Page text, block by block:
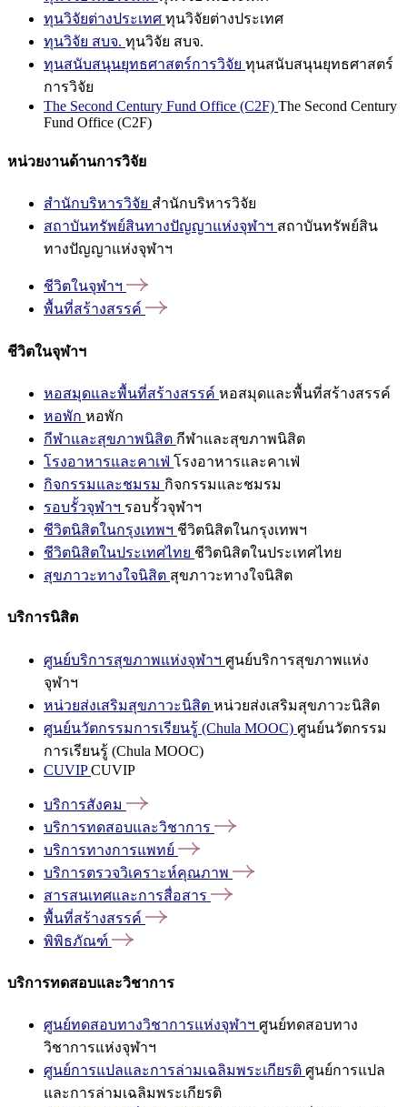
ทุนวิจัยต่างประเทศ ทุนวิจัยต่างประเทศ
ทุนวิจัย สบจ. ทุนวิจัย สบจ.
ทุนสนับสนุนยุทธศาสตร์การวิจัย ทุนสนับสนุนยุทธศาสตร์
การวิจัย
The Second Century Fund Office (C2F) The Second Century
Fund Office (C2F)
หน่วยงานด้านการวิจัย
สำนักบริหารวิจัย สำนักบริหารวิจัย
สถาบันทรัพย์สินทางปัญญาแห่งจุฬาฯ สถาบันทรัพย์สิน
ทางปัญญาแห่งจุฬาฯ
ชีวิตในจุฬาฯ
พื้นที่สร้างสรรค์
ชีวิตในจุฬาฯ
หอสมุดและพื้นที่สร้างสรรค์ หอสมุดและพื้นที่สร้างสรรค์
หอพัก หอพัก
กีฬาและสุขภาพนิสิต กีฬาและสุขภาพนิสิต
โรงอาหารและคาเฟ่ โรงอาหารและคาเฟ่
กิจกรรมและชมรม กิจกรรมและชมรม
รอบรั้วจุฬาฯ รอบรั้วจุฬาฯ
ชีวิตนิสิตในกรุงเทพฯ ชีวิตนิสิตในกรุงเทพฯ
ชีวิตนิสิตในประเทศไทย ชีวิตนิสิตในประเทศไทย
สุขภาวะทางใจนิสิต สุขภาวะทางใจนิสิต
บริการนิสิต
ศูนย์บริการสุขภาพแห่งจุฬาฯ ศูนย์บริการสุขภาพแห่ง
จุฬาฯ
หน่วยส่งเสริมสุขภาวะนิสิต หน่วยส่งเสริมสุขภาวะนิสิต
ศูนย์นวัตกรรมการเรียนรู้ (Chula MOOC) ศูนย์นวัตกรรม
การเรียนรู้ (Chula MOOC)
CUVIPCUVIP
บริการสังคม
บริการทดสอบและวิชาการ
บริการทางการแพทย์
บริการตรวจวิเคราะห์คุณภาพ
สารสนเทศและการสื่อสาร
พื้นที่สร้างสรรค์
พิพิธภัณฑ์
บริการทดสอบและวิชาการ
ศูนย์ทดสอบทางวิชาการแห่งจุฬาฯ ศูนย์ทดสอบทาง
วิชาการแห่งจุฬาฯ
ศูนย์การแปลและการล่ามเฉลิมพระเกียรติ ศูนย์การแปล
และการล่ามเฉลิมพระเกียรติ